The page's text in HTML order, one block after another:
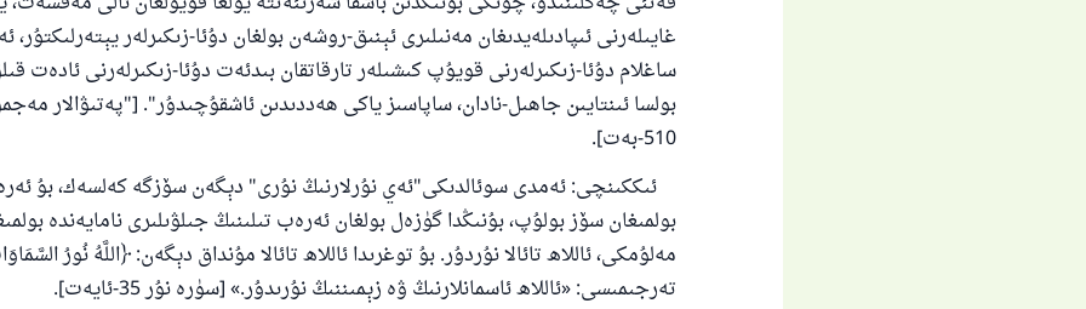
غايىلەرنى ئىپادىلەيدىغان مەنىلىرى ئېنىق-روشەن بولغان دۇئا-زىكىرلەر يېتەرلىكتۇر،
ساغلام دۇئا-زىكىرلەرنى قويۇپ كىشىلەر تارقاتقان بىدئەت دۇئا-زىكىرلەرنى ئادەت
510-بەت].
ئىككىنچى: ئەمدى سوئالدىكى"ئەي نۇرلارنىڭ نۇرى" دېگەن سۆزگە كەلسەك، بۇ
بولمىغان سۆز بولۇپ، بۇنىڭدا گۈزەل بولغان ئەرەب تىلىنىڭ جىلۋىلىرى نامايەندە
مەلۇمكى، ئاللاھ تائالا نۇردۇر. بۇ توغرىدا ئاللاھ تائالا مۇنداق دېگەن: ﴿اللَّهُ نُورُ
تەرجىمىسى: «ئاللاھ ئاسمانلارنىڭ ۋە زېمىننىڭ نۇرىدۇر.» [سۈرە نۇر 35-ئايەت].
مۇسلىم رىۋايەت قىلغان (1893) ھەدىس
ئىئائە